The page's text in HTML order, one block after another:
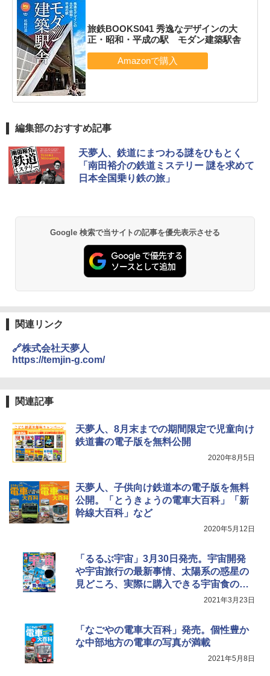
旅鉄BOOKS041 秀逸なデザインの大
正・昭和・平成の駅 モダン建築駅舎
編集部のおすすめ記事
天夢人、鉄道にまつわる謎をひもとく
「南田裕介の鉄道ミステリー 謎を求めて
日本全国乗り鉄の旅」
Google 検索で当サイトの記事を優先表示させる
関連リンク
🔗株式会社天夢人
https://temjin-g.com/
関連記事
天夢人、8月末までの期間限定で児童向け
鉄道書の電子版を無料公開
2020年8月5日
天夢人、子供向け鉄道本の電子版を無料
公開。「とうきょうの電車大百科」「新
幹線大百科」など
2020年5月12日
「るるぶ宇宙」3月30日発売。宇宙開発
や宇宙旅行の最新事情、太陽系の惑星の
見どころ、実際に購入できる宇宙食の紹
2021年3月23日
「なごやの電車大百科」発売。個性豊か
な中部地方の電車の写真が満載
2021年5月8日